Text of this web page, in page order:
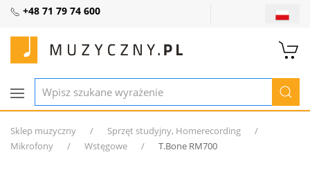
+48 71 79 74 600
Sklep muzyczny
Sprzęt studyjny, Homerecording
Mikrofony
Wstęgowe T.Bone RM700